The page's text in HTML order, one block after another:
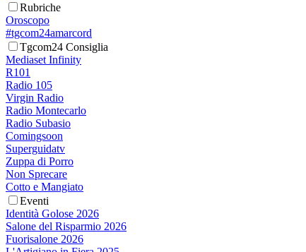
Rubriche
Oroscopo
#tgcom24amarcord
Tgcom24 Consiglia
Mediaset Infinity
R101
Radio 105
Virgin Radio
Radio Montecarlo
Radio Subasio
Comingsoon
Superguidatv
Zuppa di Porro
Non Sprecare
Cotto e Mangiato
Eventi
Identità Golose 2026
Salone del Risparmio 2026
Fuorisalone 2026